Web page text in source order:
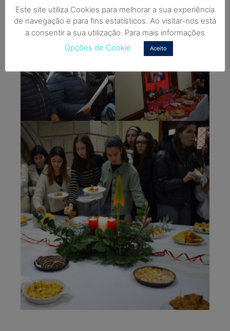
Este site utiliza Cookies para melhorar a sua experiência
de navegação e para fins estatísticos. Ao visitar-nos está
a consentir a sua utilização. Para mais informações
Opções de Cookie
Aceito